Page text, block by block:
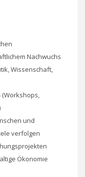
Nachwuchs
Wissenschaft,
und
verfolgen
Ökonomie